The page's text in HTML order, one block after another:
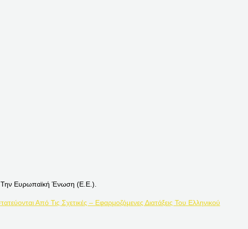
Την Ευρωπαϊκή Ένωση (Ε.Ε.).
Από Τις Σχετικές – Εφαρμοζόμενες Διατάξεις Του Ελληνικού